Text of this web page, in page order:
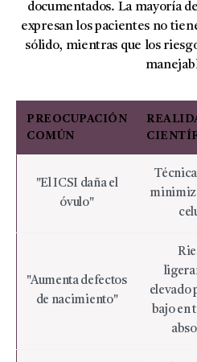
documentados. La mayoría
expresan los pacientes no
sólido, mientras que los
PREOCUPACIÓN
COMÚN
"El ICSI daña el
óvulo"
"Aumenta defectos
de nacimiento"
elevado
bajo en